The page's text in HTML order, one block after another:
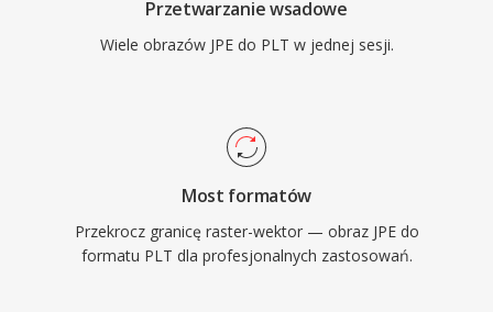
Przetwarzanie wsadowe
Wiele obrazów JPE do PLT w jednej sesji.
Most formatów
Przekrocz granicę raster-wektor — obraz JPE do
formatu PLT dla profesjonalnych zastosowań.